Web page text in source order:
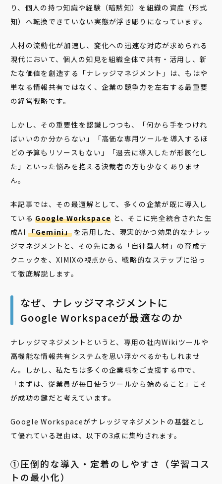
り、個人の持つ知識や経験（暗黙知）を組織の資産（形式
知）へ転換できていない実態が浮き彫りになっています。
人材の流動化が加速し、変化への迅速な対応が求められる
現代において、個人の知見を組織全体で共有・活用し、新
たな価値を創造する「ナレッジマネジメント」は、もはや
単なる情報共有ではなく、企業の競争力を左右する最重要
の経営戦略です。
しかし、その重要性を認識しつつも、「何から手をつけれ
ばいいのか分からない」「高価な専用ツールを導入するほ
どの予算もリソースもない」「過去に導入したが形骸化し
た」といった悩みを抱える決裁者の方も少なくありませ
ん。
本記事では、その最適解として、多くの企業が既に導入し
ているGoogle Workspace と、そこに完全統合された生
成AI「Gemini」を活用した、現実的かつ効果的なナレッ
ジマネジメントと、その先にある「自律型人材」の育成テ
クニックを、XIMIXの視点から、戦略的なステップに沿っ
て徹底解説します。
なぜ、ナレッジマネジメントに
Google Workspaceが最適なのか
ナレッジマネジメントというと、専用の社内Wikiツールや
高機能な情報共有システムを思い浮かべるかもしれませ
ん。しかし、私たちは多くの企業様をご支援する中で、
「まずは、従業員が毎日使うツールから始めること」こそ
が成功の鍵だと考えています。
Google Workspaceがナレッジマネジメントの基盤とし
て優れている理由は、以下の3点に集約されます。
①圧倒的な導入・定着のしやすさ（学習コス
トの最小化）